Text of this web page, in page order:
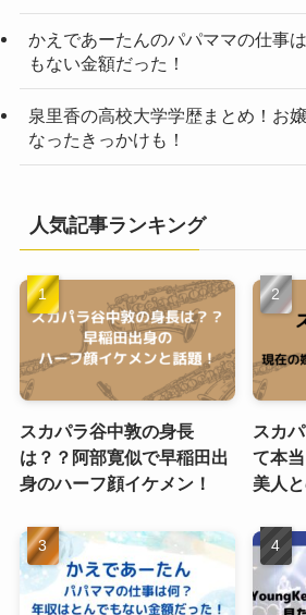
かえであーたんのパパママの仕事
もない金額だった！
泉里香の高校大学学歴まとめ！お
なったきっかけも！
人気記事ランキング
スカパラ谷中敦の身長
は？？阿部寛似で早稲田出
身のハーフ顔イケメン！
スカ
て本
美人